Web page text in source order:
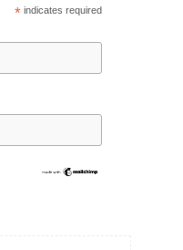
* indicates required